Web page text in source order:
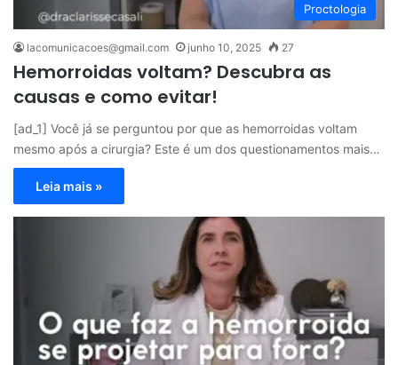
Proctologia
lacomunicacoes@gmail.com junho 10, 2025 27
Hemorroidas voltam? Descubra as
causas e como evitar!
[ad_1] Você já se perguntou por que as hemorroidas voltam
mesmo após a cirurgia? Este é um dos questionamentos mais…
Leia mais »